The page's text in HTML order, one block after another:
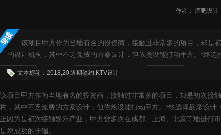
作者： 酒吧设计
该项目甲方作为当地有名的投资商，接触过非常多的项目，却是
的设计机构，其中不乏免费的方案设计，但依然没能打动甲方。*终
文本标签：2018,20,近期签约,KTV设计
该项目甲方作为当地有名的投资商，接触过非常多的项目，却是初次接
构，其中不乏免费的方案设计，但依然没能打动甲方。*终选择品彦设计
正因为是初次接触娱乐产业，甲方曾多次在成都、上海、北京等地进行
是您成功的开端。